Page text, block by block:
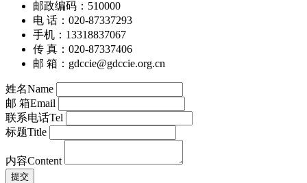
邮政编码：510000
电 话：020-87337293
手机：13318837067
传 真：020-87337406
邮 箱：gdccie@gdccie.org.cn
姓名Name
邮 箱Email
联系电话Tel
标题Title
内容Content